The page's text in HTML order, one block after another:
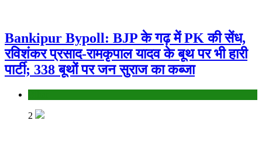
Bankipur Bypoll: BJP के गढ़ में PK की सेंध,
रविशंकर प्रसाद-रामकृपाल यादव के बूथ पर भी हारी
पार्टी; 338 बूथों पर जन सुराज का कब्जा
2